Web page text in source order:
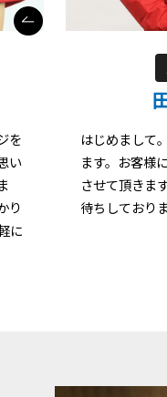
を
い
り
に
はじめまして
ます。お客様
させて頂きま
待ちしておりま